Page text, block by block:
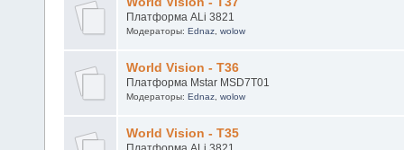
World Vision - T37
Модераторы:Ednaz ,wolow
World Vision - T36
Модераторы:Ednaz ,wolow